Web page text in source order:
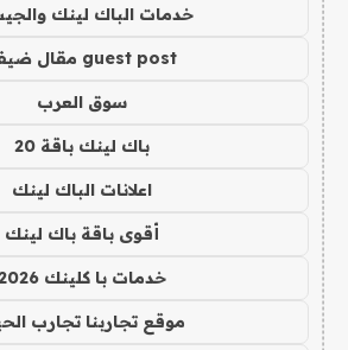
خدمات الباك لينك
guest post مقال ضيف
سوق العرب
باك لينك باقة 20
اعلانات الباك لينك
أقوى باقة باك لينك
خدمات با كلينك 2026
موقع تجاربنا تجارب